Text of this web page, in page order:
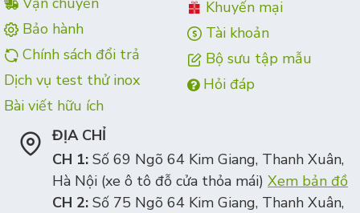
Bảo hành
Chính sách đổi trả
Dịch vụ test thử inox
Bài viết hữu ích
Khuyến mại
Tài khoản
Bộ sưu tập mẫu
Hỏi đáp
ĐỊA CHỈ
CH 1: Số 69 Ngõ 64 Kim Giang, Thanh Xuân,
Hà Nội (xe ô tô đỗ cửa thỏa mái) Xem bản đồ
CH 2: Số 75 Ngõ 64 Kim Giang, Thanh Xuân,